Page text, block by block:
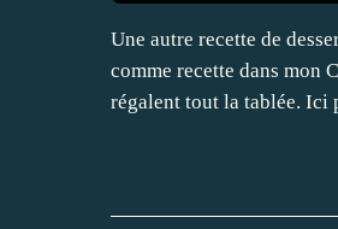
Une autre recette de
comme recette dans mon
régalent tout la tablée. Ici